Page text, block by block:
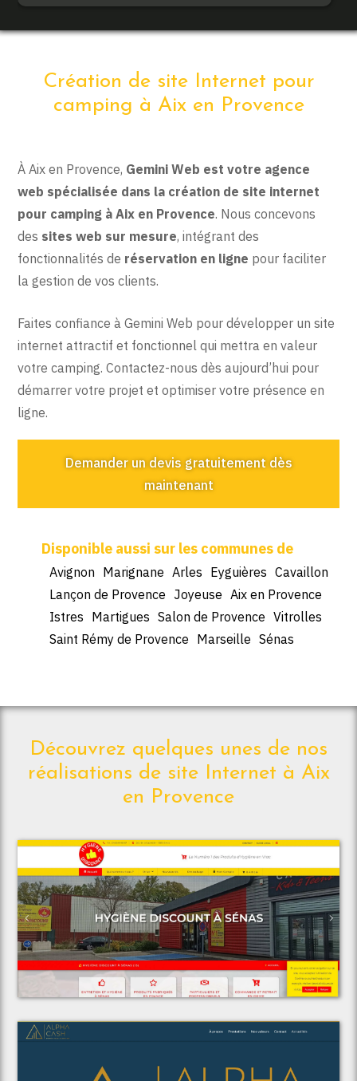
Création de site Internet pour
camping à Aix en Provence
À Aix en Provence, Gemini Web est votre agence
web spécialisée dans la création de site internet
pour camping à Aix en Provence. Nous concevons
des sites web sur mesure, intégrant des
fonctionnalités de réservation en ligne pour faciliter
la gestion de vos clients.
Faites confiance à Gemini Web pour développer un site
internet attractif et fonctionnel qui mettra en valeur
votre camping. Contactez-nous dès aujourd’hui pour
démarrer votre projet et optimiser votre présence en
ligne.
Demander un devis gratuitement dès
maintenant
Avignon Marignane Arles Eyguières Cavaillon
Lançon de Provence Joyeuse Aix en Provence
Istres Martigues Salon de Provence Vitrolles
Saint Rémy de Provence Marseille Sénas
Découvrez quelques unes de nos
réalisations de site Internet à Aix
en Provence
Voir le projet
Espace Discount